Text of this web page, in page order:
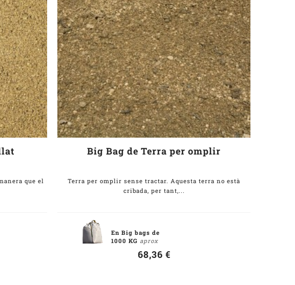
que el
Big Bag de Terra per omplir
Terra per omplir sense tractar. Aquesta terra no està
cribada, per tant,...
En Big bags de
1000 KG aprox
68,36 €